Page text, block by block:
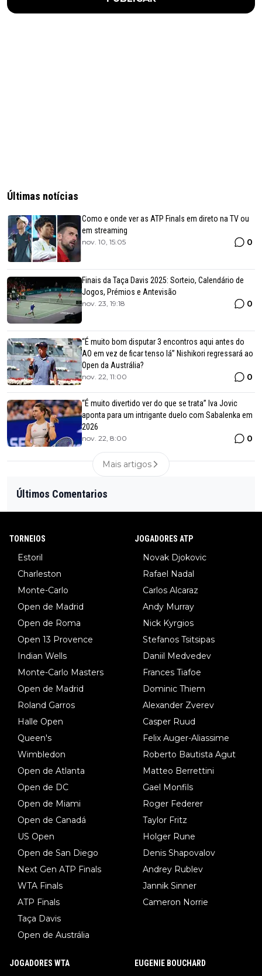
Últimas notícias
Como e onde ver as ATP Finals em direto na TV ou
em streaming
nov. 10, 15:05 0
Finais da Taça Davis 2025: Sorteio, Calendário de
Jogos, Prémios e Antevisão
nov. 23, 19:18 0
“É muito bom disputar 3 encontros aqui antes do
AO em vez de ficar tenso lá” Nishikori regressará ao
Open da Austrália?
nov. 22, 11:00 0
“É muito divertido ver do que se trata” Iva Jovic
aponta para um intrigante duelo com Sabalenka em
2026
nov. 22, 8:00 0
Mais artigos
Últimos Comentarios
TORNEIOS
Estoril
Charleston
Monte-Carlo
Open de Madrid
Open de Roma
Open 13 Provence
Indian Wells
Monte-Carlo Masters
Open de Madrid
Roland Garros
Halle Open
Queen's
Wimbledon
Open de Atlanta
Open de DC
Open de Miami
Open de Canadá
US Open
Open de San Diego
Next Gen ATP Finals
WTA Finals
ATP Finals
Taça Davis
Open de Austrália
JOGADORES ATP
Novak Djokovic
Rafael Nadal
Carlos Alcaraz
Andy Murray
Nick Kyrgios
Stefanos Tsitsipas
Daniil Medvedev
Frances Tiafoe
Dominic Thiem
Alexander Zverev
Casper Ruud
Felix Auger-Aliassime
Roberto Bautista Agut
Matteo Berrettini
Gael Monfils
Roger Federer
Taylor Fritz
Holger Rune
Denis Shapovalov
Andrey Rublev
Jannik Sinner
Cameron Norrie
JOGADORES WTA EUGENIE BOUCHARD